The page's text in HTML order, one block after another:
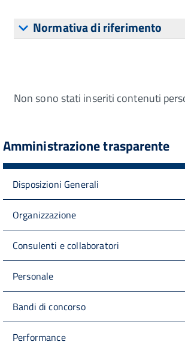
Normativa di riferimento
Non sono stati inseriti contenuti
Amministrazione trasparente
Disposizioni Generali
Organizzazione
Consulenti e collaboratori
Personale
Bandi di concorso
Performance